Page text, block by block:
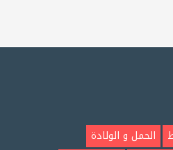
الحمل و الولادة